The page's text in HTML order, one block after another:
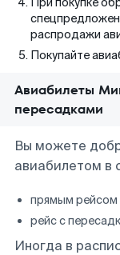
распродажи
Покупайте
Авиабилеты
пересадками
Вы можете
авиабилетом в
прямым рейсом
рейс с
Иногда в